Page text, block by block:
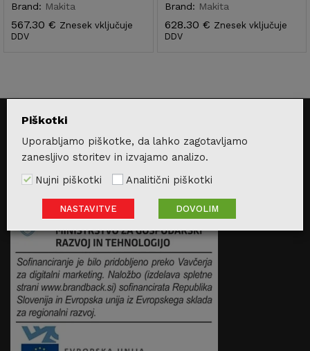
Brand: Makita
567.30 € Znesek vključuje
DDV
Brand: Makita
628.30 € Znesek vključuje
DDV
Piškotki
Uporabljamo piškotke, da lahko zagotavljamo
zanesljivo storitev in izvajamo analizo.
Nujni piškotki
Analitični piškotki
NASTAVITVE DOVOLIM